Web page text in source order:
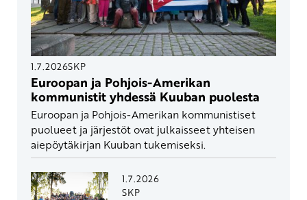
1.7.2026SKP
Euroopan ja Pohjois-Amerikan
kommunistit yhdessä Kuuban puolesta
Euroopan ja Pohjois-Amerikan kommunistiset
puolueet ja järjestöt ovat julkaisseet yhteisen
aiepöytäkirjan Kuuban tukemiseksi.
1.7.2026
SKP